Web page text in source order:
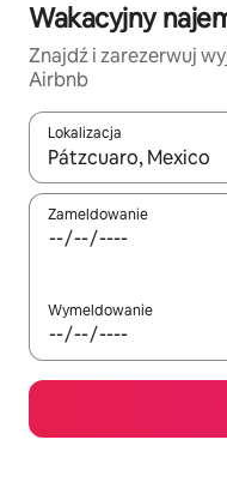
Wakacyjny
Znajdź i zarezerwuj
Airbnb
Lokalizacja
Gdy wyniki będą
Zameldowanie
Wymeldowanie